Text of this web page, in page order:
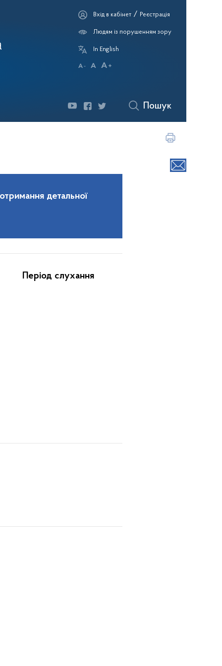
Вхід в кабінет / Реєстрація
Людям із порушенням зору
In English
Пошук
детальної
Період слухання